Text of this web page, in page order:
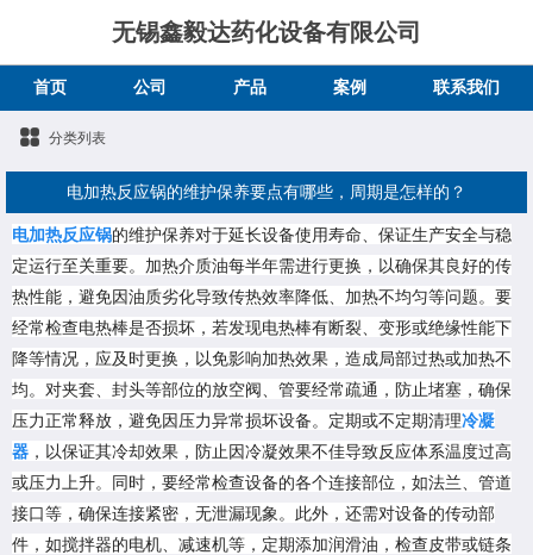
无锡鑫毅达药化设备有限公司
首页 公司 产品 案例 联系我们
分类列表
电加热反应锅的维护保养要点有哪些，周期是怎样的？
电加热反应锅的维护保养对于延长设备使用寿命、保证生产安全与稳
定运行至关重要。加热介质油每半年需进行更换，以确保其良好的传
热性能，避免因油质劣化导致传热效率降低、加热不均匀等问题。要
经常检查电热棒是否损坏，若发现电热棒有断裂、变形或绝缘性能下
降等情况，应及时更换，以免影响加热效果，造成局部过热或加热不
均。对夹套、封头等部位的放空阀、管要经常疏通，防止堵塞，确保
压力正常释放，避免因压力异常损坏设备。定期或不定期清理冷凝
器 ，以保证其冷却效果，防止因冷凝效果不佳导致反应体系温度过高
或压力上升。同时，要经常检查设备的各个连接部位，如法兰、管道
接口等，确保连接紧密，无泄漏现象。此外，还需对设备的传动部
件，如搅拌器的电机、减速机等，定期添加润滑油，检查皮带或链条